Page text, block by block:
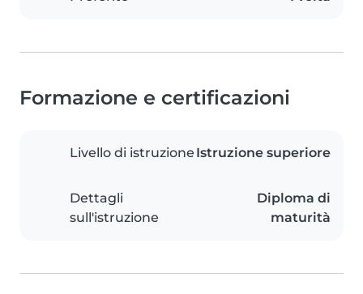
Formazione e certificazioni
Livello di istruzione Istruzione superiore
Dettagli
sull'istruzione
Diploma di
maturità